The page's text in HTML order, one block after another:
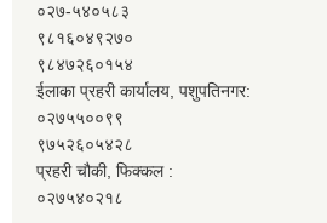
०२७-५४०५८३
९८१६०४९२७०
९८४७२६०१५४
ईलाका प्रहरी कार्यालय, पशुपतिनगर:
०२७५५००९९
९७५२६०५४२८
प्रहरी चौकी, फिक्कल :
०२७५४०२१८